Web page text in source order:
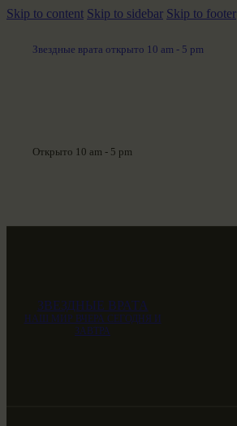
Skip to content Skip to sidebar Skip to footer
Звездные врата открыто 10 am - 5 pm
Открыто 10 am - 5 pm
ЗВЕЗДНЫЕ ВРАТА
НАШ МИР ВЧЕРА СЕГОДНЯ И
ЗАВТРА